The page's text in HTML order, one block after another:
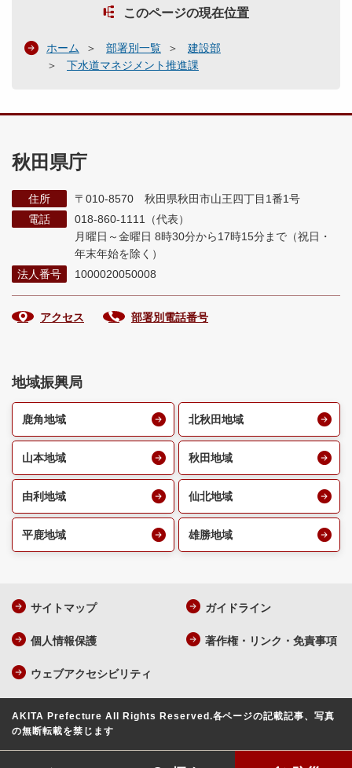
このページの現在位置
ホーム 部署別一覧
建設部
下水道マネジメント推進課
秋田県庁
住所
〒010-8570 秋田県秋田市山王四丁目1番1号
電話
018-860-1111（代表）
月曜日～金曜日 8時30分から17時15分まで （祝日・
年末年始を除く）
法人番号
1000020050008
アクセス 部署別電話番号
地域振興局
鹿角地域 北秋田地域
山本地域 秋田地域
由利地域 仙北地域
平鹿地域 雄勝地域
サイトマップ ガイドライン
個人情報保護 著作権・リンク・免責事項
ウェブアクセシビリティ
AKITA Prefecture All Rights Reserved.各ページの記載記事、写真
の無断転載を禁じます